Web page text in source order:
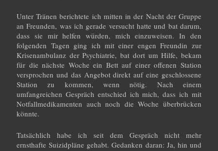
Unter Tränen berichtete ich mitten in der Nacht der Gruppe
an Freunden, was ich gerade versucht hatte und bat darum,
dass sie mir helfen würden, mich einzuweisen. In den
folgenden Tagen ging ich mit einer engen Freundin zur
Krisenambulanz der Psychiatrie, bat dort um Hilfe, bekam
für die nächste Woche ein Bett auf einer offenen Station
versprochen und das Angebot direkt auf eine geschlossene
Station zu kommen, wenn nötig. Nach einem
umfangreichen Gespräch entschied ich mich, dass ich mit
Notfallmedikamenten auch noch die Woche überbrücken
könnte.
Tatsächlich habe ich seit dem Gespräch nicht mehr
ernsthafte Suizidpläne gehabt. Gedanken daran: Ja, hin und